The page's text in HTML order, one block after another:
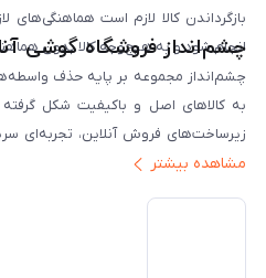
بازگرداندن کالا لازم است
انجام شود و به هیچ‌وجه کالا بدون
چشم‌انداز فروشگاه گوشی
چشم‌انداز مجموعه بر پایه حذف
به کالاهای اصل و باکیفیت شکل
زیرساخت‌های فروش آنلاین، تجربه‌ای
ایران ارائه دهیم. تبدیل‌شدن به مرجعی
خدمات و به‌روزرسانی مداوم محصولات،
داریم آینده بازار دیجیتال متعلق به
مشاهده بیشتر